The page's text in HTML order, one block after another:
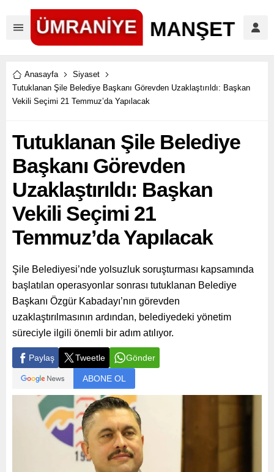
Anasayfa
Siyaset
Tutuklanan Şile Belediye Başkanı Görevden Uzaklaştırıldı: Başkan
Vekili Seçimi 21 Temmuz’da Yapılacak
Tutuklanan Şile Belediye
Başkanı Görevden
Uzaklaştırıldı: Başkan
Vekili Seçimi 21
Temmuz’da Yapılacak
Şile Belediyesi’nde yolsuzluk soruşturması kapsamında
başlatılan operasyonlar sonrası tutuklanan Belediye
Başkanı Özgür Kabadayı’nın görevden
uzaklaştırılmasının ardından, belediyedeki yönetim
süreciyle ilgili önemli bir adım atılıyor.
Paylaş Tweetle Gönder
ABONE OL